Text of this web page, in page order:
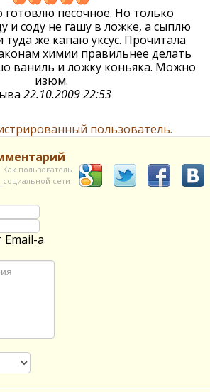
готовлю песочное. Но только
и соду не гашу в ложке, а сыплю
туда же капаю уксус. Прочитала
химии правильнее делать
ваниль и ложку коньяка. Можно
изюм.
22.10.2009 22:53
пользователь.
Как пользователь
социальной сети
Email-а